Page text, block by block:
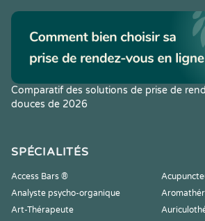
Comparatif des solutions de prise de
douces de 2026
SPÉCIALITÉS
Access Bars ®
Analyste psycho-organique
Art-Thérapeute